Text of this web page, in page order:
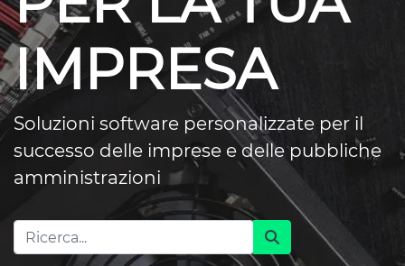
IMPRESA
Soluzioni software personalizzate per il
successo delle imprese e delle pubbliche
amministrazioni